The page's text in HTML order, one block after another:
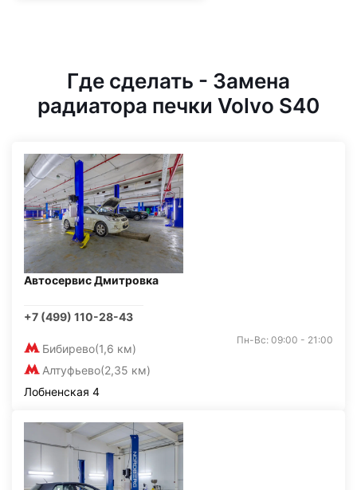
Где сделать - Замена
радиатора печки Volvo S40
Автосервис Дмитровка
+7 (499) 110-28-43
Бибирево(1,6 км)
Алтуфьево(2,35 км)
Пн-Вс: 09:00 - 21:00
Лобненская 4